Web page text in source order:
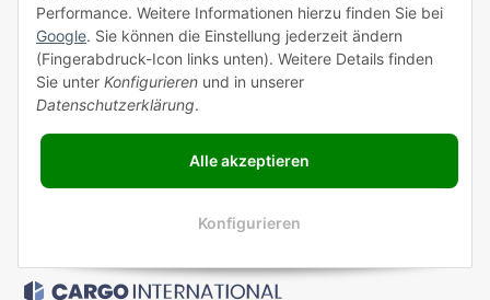
Versandpartner
Performance. Weitere Informationen hierzu finden Sie bei
Google. Sie können die Einstellung jederzeit ändern
(Fingerabdruck-Icon links unten). Weitere Details finden
Sie unter Konfigurieren und in unserer
Datenschutzerklärung.
Alle akzeptieren
Konfigurieren